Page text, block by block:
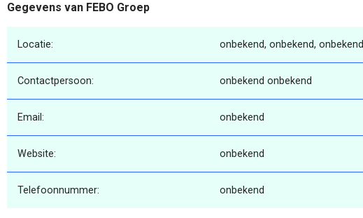
Gegevens van FEBO Groep
Locatie: onbekend, onbekend, onbekend
Contactpersoon: onbekend onbekend
Email: onbekend
Website: onbekend
Telefoonnummer: onbekend